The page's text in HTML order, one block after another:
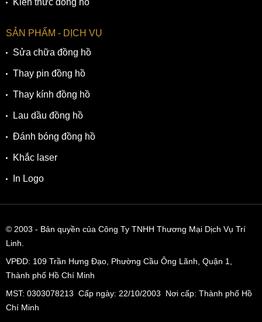
Kiến thức đồng hồ
SẢN PHẨM - DỊCH VỤ
Sửa chữa đồng hồ
Thay pin đồng hồ
Thay kính đồng hồ
Lau dầu đồng hồ
Đánh bóng đồng hồ
Khắc laser
In Logo
© 2003 - Bản quyền của Công Ty TNHH Thương Mại Dịch Vụ Trí
Linh.
VPĐD: 109 Trần Hưng Đạo, Phường Cầu Ông Lãnh, Quận 1,
Thành phố Hồ Chí Minh
MST: 0303078213 Cấp ngày: 22/10/2003 Nơi cấp: Thành phố Hồ
Chí Minh